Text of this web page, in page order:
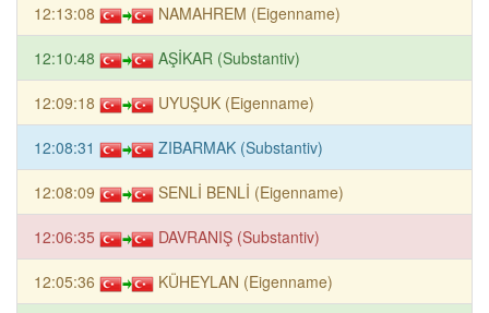
12:13:08 NAMAHREM (Eigenname)
12:10:48 AŞİKAR (Substantiv)
12:09:18 UYUŞUK (Eigenname)
12:08:31 ZIBARMAK (Substantiv)
12:08:09 SENLİ BENLİ (Eigenname)
12:06:35 DAVRANIŞ (Substantiv)
12:05:36 KÜHEYLAN (Eigenname)